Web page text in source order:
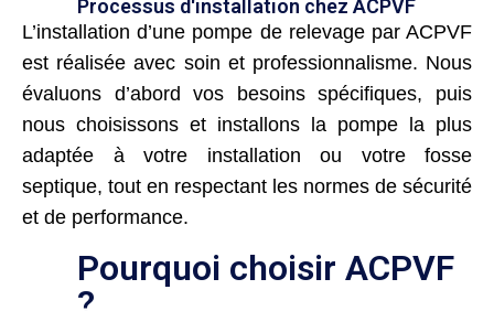
Processus d'installation chez ACPVF
L’installation d’une pompe de relevage par ACPVF
est réalisée avec soin et professionnalisme. Nous
évaluons d’abord vos besoins spécifiques, puis
nous choisissons et installons la pompe la plus
adaptée à votre installation ou votre fosse
septique, tout en respectant les normes de sécurité
et de performance.
Pourquoi choisir ACPVF